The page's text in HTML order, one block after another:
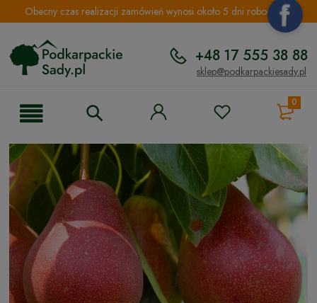
Obecny czas realizacji zamówień wynosi około 5 dni roboczych.
+48 17 555 38 88
sklep@podkarpackiesady.pl
0